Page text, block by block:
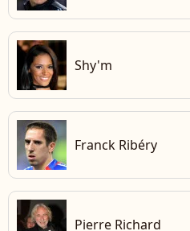
Shy'm
Franck Ribéry
Pierre Richard